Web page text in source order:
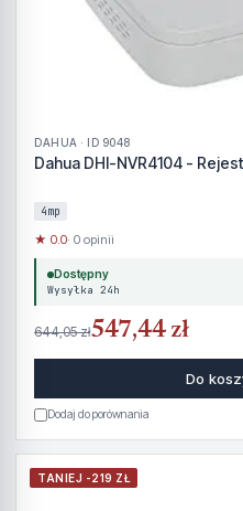
DAHUA · ID 9048
Dahua DHI-NVR4104 -
4mp
★ 0.0· 0 opinii
Dostępny
Wysyłka 24h
644,05 zł547,44 zł
Do
Dodaj do porównania
TANIEJ -219 ZŁ